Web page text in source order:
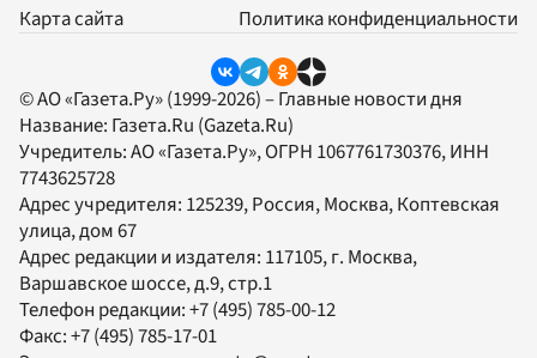
Карта сайта
Политика конфиденциальности
© АО «Газета.Ру» (1999-2026) – Главные новости дня
Название: Газета.Ru (Gazeta.Ru)
Учредитель:АО «Газета.Ру», ОГРН 1067761730376, ИНН
7743625728
Адрес учредителя: 125239, Россия, Москва, Коптевская
улица, дом 67
Адрес редакции и издателя: 117105, г. Москва,
Варшавское шоссе, д.9, стр.1
Телефон редакции:+7 (495) 785-00-12
Факс:+7 (495) 785-17-01